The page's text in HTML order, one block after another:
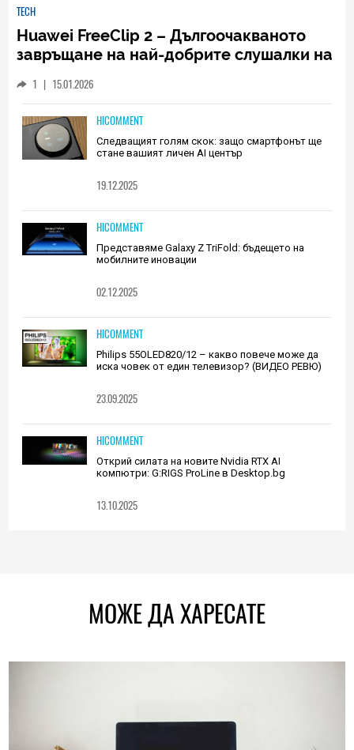
TECH
Huawei FreeClip 2 – Дългоочакваното
завръщане на най-добрите слушалки на
1 | 15.01.2026
HICOMMENT
Следващият голям скок: защо смартфонът ще
стане вашият личен AI център
19.12.2025
HICOMMENT
Представяме Galaxy Z TriFold: бъдещето на
мобилните иновации
02.12.2025
HICOMMENT
Philips 55OLED820/12 – какво повече може да
иска човек от един телевизор? (ВИДЕО РЕВЮ)
23.09.2025
HICOMMENT
Открий силата на новите Nvidia RTX AI
компютри: G:RIGS ProLine в Desktop.bg
13.10.2025
МОЖЕ ДА ХАРЕСАТЕ